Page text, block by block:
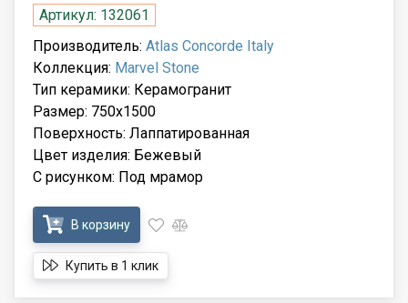
Артикул: 132061
Производитель: Atlas Concorde Italy
Коллекция: Marvel Stone
Тип керамики: Керамогранит
Размер: 750x1500
Поверхность: Лаппатированная
Цвет изделия: Бежевый
С рисунком: Под мрамор
В корзину
Купить в 1 клик